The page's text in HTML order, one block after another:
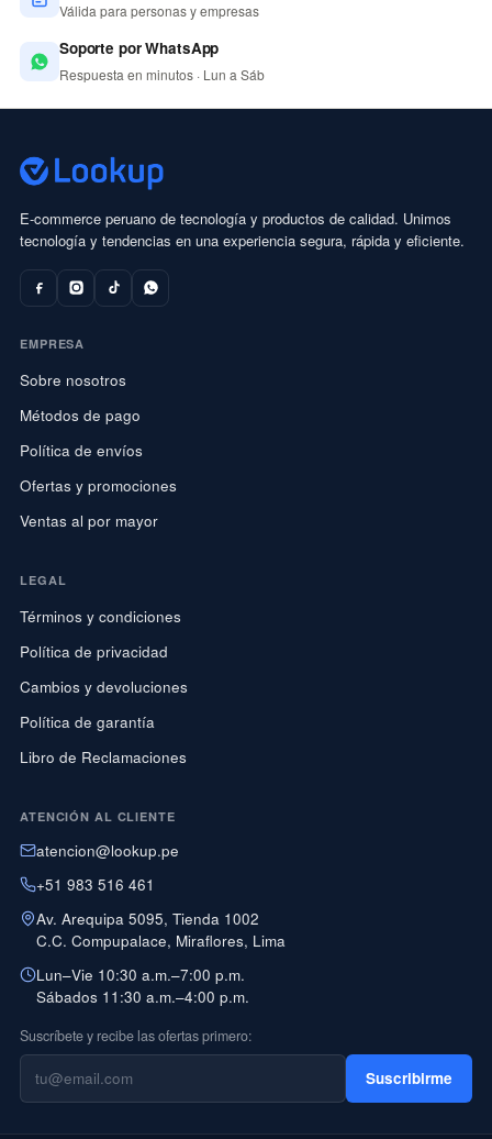
Válida para personas y empresas
Soporte por WhatsApp
Respuesta en minutos · Lun a Sáb
E-commerce peruano de tecnología y productos de calidad. Unimos
tecnología y tendencias en una experiencia segura, rápida y eficiente.
EMPRESA
Sobre nosotros
Métodos de pago
Política de envíos
Ofertas y promociones
Ventas al por mayor
LEGAL
Términos y condiciones
Política de privacidad
Cambios y devoluciones
Política de garantía
Libro de Reclamaciones
ATENCIÓN AL CLIENTE
atencion@lookup.pe
+51 983 516 461
Av. Arequipa 5095, Tienda 1002
C.C. Compupalace, Miraflores, Lima
Lun–Vie 10:30 a.m.–7:00 p.m.
Sábados 11:30 a.m.–4:00 p.m.
Suscríbete y recibe las ofertas primero:
Suscribirme